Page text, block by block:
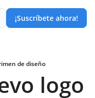
¡Suscríbete ahora!
de diseño
logo